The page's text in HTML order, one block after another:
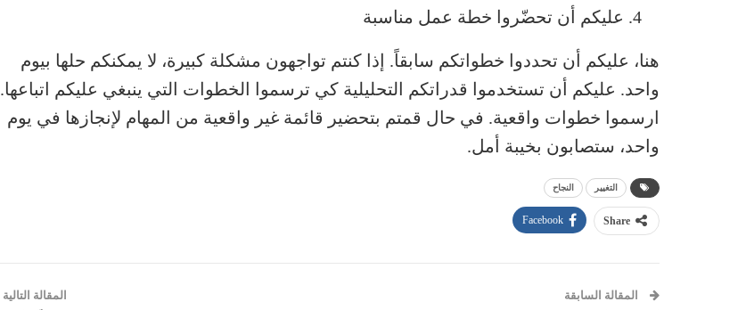
عليكم أن تحضّروا خطة عمل مناسبة
هنا، عليكم أن تحددوا خطواتكم سابقاً. إذا كنتم تواجهون مشكلة كبيرة، لا يمكنكم حلها بيوم
واحد. عليكم أن تستخدموا قدراتكم التحليلية كي ترسموا الخطوات التي ينبغي عليكم اتباعها.
ارسموا خطوات واقعية. في حال قمتم بتحضير قائمة غير واقعية من المهام لإنجازها في يوم
واحد، ستصابون بخيبة أمل.
التغيير النجاح
Share
Facebook
المقالة السابقة المقالة التالية